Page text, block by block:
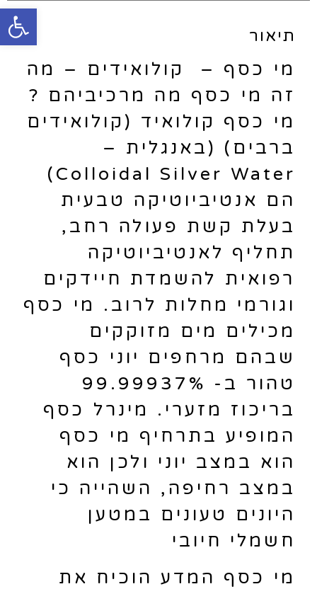
פתח
תיאור
מי כסף – קולואידים – מה
זה מי כסף מה מרכיביהם ?
מי כסף קולואיד (קולואידים
ברבים) (באנגלית –
Colloidal Silver Water)
הם אנטיביוטיקה טבעית
בעלת קשת פעולה רחב,
תחליף לאנטיביוטיקה
רפואית להשמדת חיידקים
וגורמי מחלות לרוב. מי כסף
מכילים מים מזוקקים
שבהם מרחפים יוני כסף
טהור ב- 99.99937%
בריכוז מזערי. מינרל כסף
המופיע בתרחיף מי כסף
הוא במצב יוני ולכן הוא
במצב רחיפה, השהייה כי
היונים טעונים במטען
חשמלי חיובי
מי כסף המדע הוכיח את